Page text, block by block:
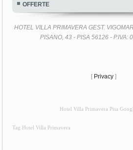
OFFERTE
HOTEL VILLA PRIMAVERA GEST.
PISANO, 43 - PISA 56126 - P.IVA:
[ Privacy ]
Hotel Villa Primavera Pisa
Tag Hotel Villa Primavera